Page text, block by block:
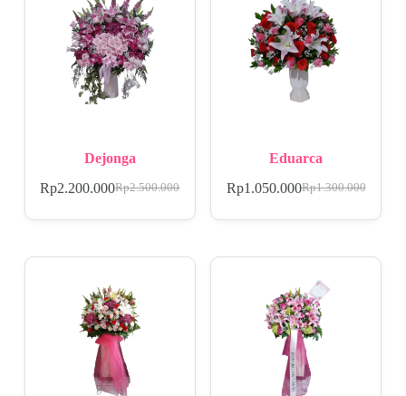
Dejonga
Rp2.500.000
Rp2.200.000
Eduarca
Rp1.300.000
Rp1.050.000